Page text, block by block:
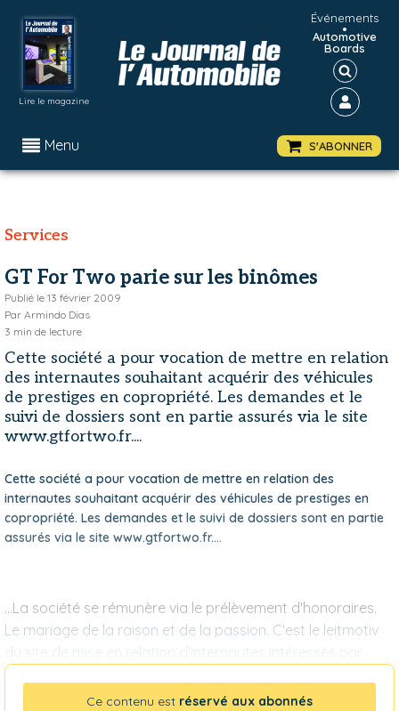
Lire le magazine
Événements
•
Automotive
Boards
Menu S'ABONNER
Services
GT For Two parie sur les binômes
Publié le 13 février 2009
Par Armindo Dias
3 min de lecture
Cette société a pour vocation de mettre en relation
des internautes souhaitant acquérir des véhicules
de prestiges en copropriété. Les demandes et le
suivi de dossiers sont en partie assurés via le site
www.gtfortwo.fr....
Cette société a pour vocation de mettre en relation des
internautes souhaitant acquérir des véhicules de prestiges en
copropriété. Les demandes et le suivi de dossiers sont en partie
assurés via le site www.gtfortwo.fr....
...La société se rémunère via le prélèvement d'honoraires.
Le mariage de la raison et de la passion. C'est le leitmotiv
du site de mise en relation d'internautes intéressés par
Ce contenu est réservé aux abonnés